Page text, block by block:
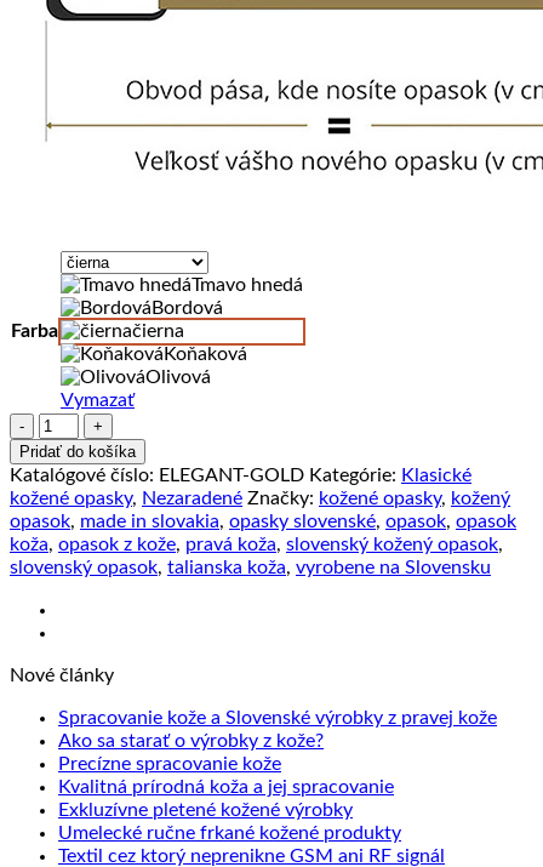
Farba
Tmavo hnedá
Bordová
čierna
Koňaková
Olivová
Vymazať
množstvo
Dámsky
kožený
opasok
ELEGANT
GOLD,
šírka
Ručná
výroba
Slovensku
Pridať do košíka
Katalógové číslo: ELEGANT-GOLD Kategórie: Klasické
kožené opasky, Nezaradené Značky: kožené opasky, kožený
opasok, made in slovakia, opasky slovenské, opasok, opasok
koža, opasok z kože, pravá koža, slovenský kožený opasok,
slovenský opasok, talianska koža, vyrobene na Slovensku
Nové články
Spracovanie kože a Slovenské výrobky z pravej kože
Ako sa starať o výrobky z kože?Žiadne
na
Ako
sa
starať
Precízne spracovanie kožeŽiadne
komentáre
na
Precízne
spracovanie
Kvalitná prírodná koža a jej spracovanieŽiadne
na
Kvalitná
Exkluzívne pletené kožené výrobkyŽiadne
komentáre
na
Umelecké ručne frkané kožené produktyŽiadne
komentáre
Textil cez ktorý neprenikne GSM ani RF signál